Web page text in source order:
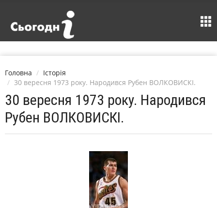
Головна
Історія
30 вересня 1973 року. Народився Рубен ВОЛКОВИСКІ.
30 вересня 1973 року. Народився
Рубен ВОЛКОВИСКІ.